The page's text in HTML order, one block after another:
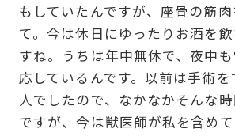
もしていたんですが、座骨の筋
て。今は休日にゆったりお酒を
すね。うちは年中無休で、夜中
応しているんです。以前は手術
人でしたので、なかなかそんな
ですが、今は獣医師が私を含め